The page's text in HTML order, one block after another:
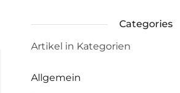
Categories
Artikel in Kategorien
Allgemein